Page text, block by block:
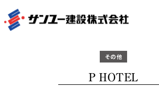
建設
その他
P HOTEL